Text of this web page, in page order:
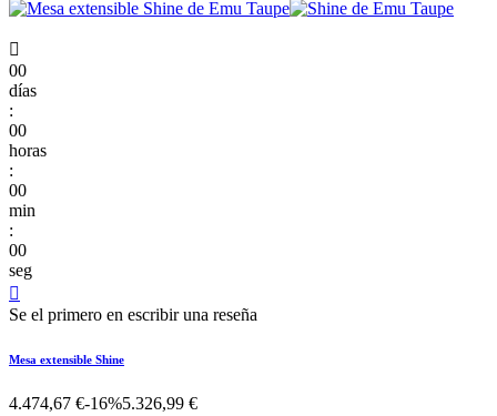

00
días
:
00
horas
:
00
min
:
00
seg

Se el primero en escribir una reseña
Mesa extensible Shine
4.474,67 €-16%5.326,99 €